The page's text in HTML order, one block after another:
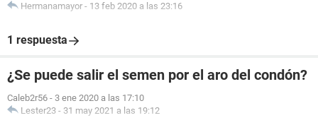
Hermanamayor - 13 feb 2020 a las 23:16
1 respuesta
¿Se puede salir el semen por el aro del condón?
Caleb2r56 - 3 ene 2020 a las 17:10
Lester23 - 31 may 2021 a las 19:12